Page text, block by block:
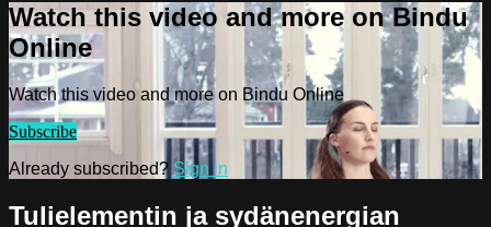
Watch this video and more on Bindu
Online
Watch this video and more on Bindu Online
Subscribe
Already subscribed? Sign in
Tulielementin ja sydänenergian